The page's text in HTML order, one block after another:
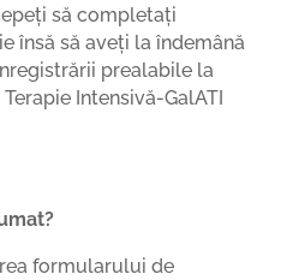
să completați
însă să aveți la îndemână
prealabile la
Intensivă-GalATI
formularului de